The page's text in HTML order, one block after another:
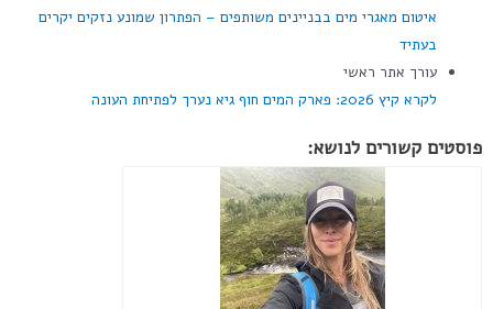
איטום מאגרי מים בבניינים משותפים – הפתרון שמונע נזקים יקרים
בעתיד
עורך אתר ראשי
לקרא קיץ 2026: פארק המים חוף גיא נערך לפתיחת העונה
פוסטים קשורים לנושא: